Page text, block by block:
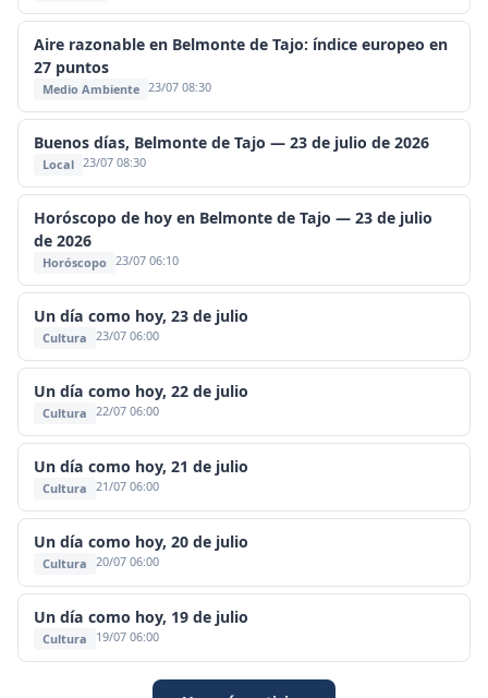
Aire razonable en Belmonte de Tajo: índice europeo en
27 puntos
Medio Ambiente 23/07 08:30
Buenos días, Belmonte de Tajo — 23 de julio de 2026
Local 23/07 08:30
Horóscopo de hoy en Belmonte de Tajo — 23 de julio
de 2026
Horóscopo 23/07 06:10
Un día como hoy, 23 de julio
Cultura 23/07 06:00
Un día como hoy, 22 de julio
Cultura 22/07 06:00
Un día como hoy, 21 de julio
Cultura 21/07 06:00
Un día como hoy, 20 de julio
Cultura 20/07 06:00
Un día como hoy, 19 de julio
Cultura 19/07 06:00